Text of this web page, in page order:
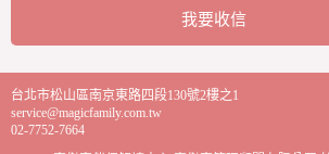
我要收信
l
t
e
台北市松山區南京東路四段130號2樓之1
service@magicfamily.com.tw
02-7752-7664